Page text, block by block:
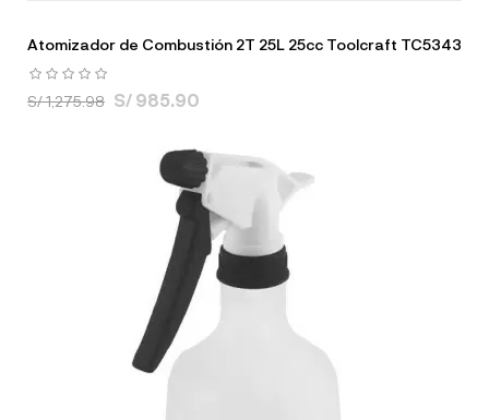
Atomizador de Combustión 2T 25L 25cc Toolcraft TC5343
S/ 1,275.98 S/ 985.90